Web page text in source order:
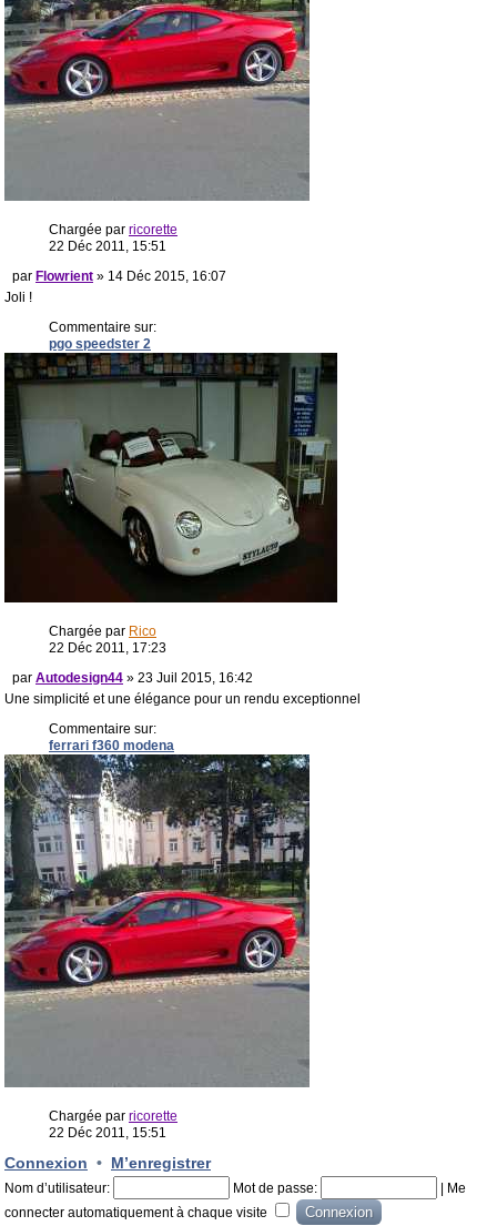
Chargée par ricorette
22 Déc 2011, 15:51
par Flowrient » 14 Déc 2015, 16:07
Joli !
Commentaire sur:
pgo speedster 2
Chargée par Rico
22 Déc 2011, 17:23
par Autodesign44 » 23 Juil 2015, 16:42
Une simplicité et une élégance pour un rendu exceptionnel
Commentaire sur:
ferrari f360 modena
Chargée par ricorette
22 Déc 2011, 15:51
Connexion • M’enregistrer
Nom d’utilisateur: Mot de passe:
Me
connecter automatiquement à chaque visite